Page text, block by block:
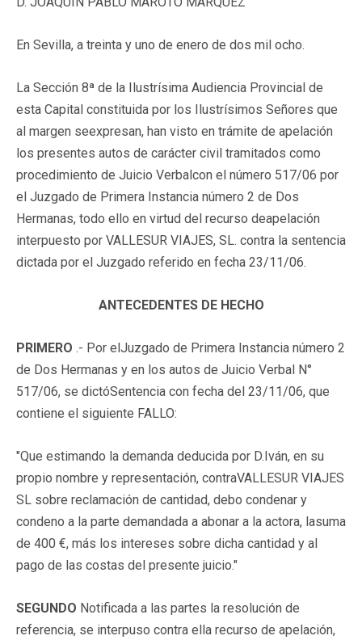
En Sevilla, a treinta y uno de enero de dos mil ocho.
La Sección 8ª de la Ilustrísima Audiencia Provincial de
esta Capital constituida por los Ilustrísimos Señores que
al margen seexpresan, han visto en trámite de apelación
los presentes autos de carácter civil tramitados como
procedimiento de Juicio Verbalcon el número 517/06 por
el Juzgado de Primera Instancia número 2 de Dos
Hermanas, todo ello en virtud del recurso deapelación
interpuesto por VALLESUR VIAJES, SL. contra la sentencia
dictada por el Juzgado referido en fecha 23/11/06.
ANTECEDENTES DE HECHO
PRIMERO .- Por elJuzgado de Primera Instancia número 2
de Dos Hermanas y en los autos de Juicio Verbal N°
517/06, se dictóSentencia con fecha del 23/11/06, que
contiene el siguiente FALLO:
"Que estimando la demanda deducida por D.Iván, en su
propio nombre y representación, contraVALLESUR VIAJES
SL sobre reclamación de cantidad, debo condenar y
condeno a la parte demandada a abonar a la actora, lasuma
de 400 €, más los intereses sobre dicha cantidad y al
pago de las costas del presente juicio."
SEGUNDO Notificada a las partes la resolución de
referencia, se interpuso contra ella recurso de apelación,